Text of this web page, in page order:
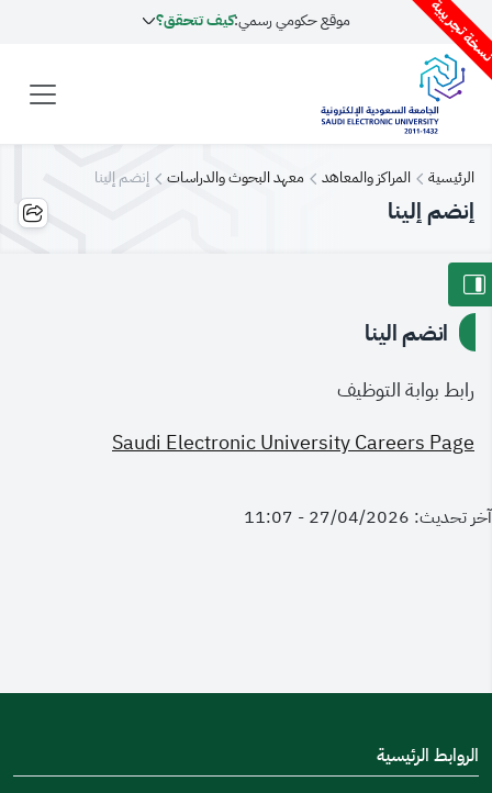
تجريبية موقع حكومي رسمي:كيف تتحقق؟
الرئيسية المراكز والمعاهد معهد البحوث والدراسات إنضم إلينا
إنضم إلينا
انضم الينا
رابط بوابة التوظيف
Saudi Electronic University Careers Page
آخر تحديث: 27/04/2026 - 11:07
الروابط الرئيسية